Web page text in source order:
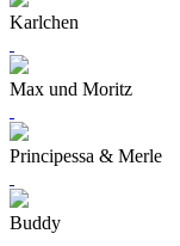
Karlchen
Max und Moritz
Principessa & Merle
Buddy